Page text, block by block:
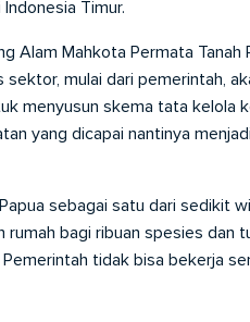
Timur.
Alam Mahkota Permata Tanah
mulai dari pemerintah,
menyusun skema tata kelola
yang dicapai nantinya
sebagai satu dari sedikit
rumah bagi ribuan spesies dan
tidak bisa bekerja